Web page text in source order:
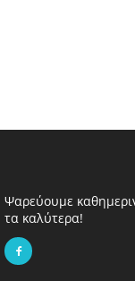
Ψαρεύουμε
τα καλύτερα!